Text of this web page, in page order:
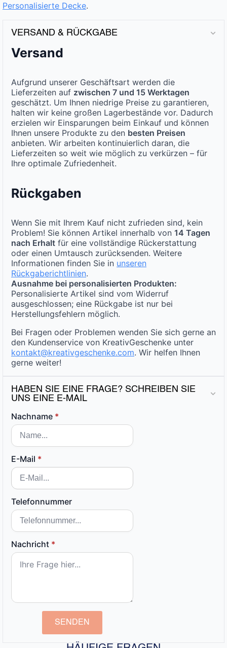
Personalisierte Decke.
VERSAND & RÜCKGABE
Versand
Aufgrund unserer Geschäftsart werden die
Lieferzeiten auf zwischen 7 und 15 Werktagen
geschätzt. Um Ihnen niedrige Preise zu garantieren,
halten wir keine großen Lagerbestände vor. Dadurch
erzielen wir Einsparungen beim Einkauf und können
Ihnen unsere Produkte zu den besten Preisen
anbieten. Wir arbeiten kontinuierlich daran, die
Lieferzeiten so weit wie möglich zu verkürzen – für
Ihre optimale Zufriedenheit.
Rückgaben
Wenn Sie mit Ihrem Kauf nicht zufrieden sind, kein
Problem! Sie können Artikel innerhalb von 14 Tagen
nach Erhalt für eine vollständige Rückerstattung
oder einen Umtausch zurücksenden. Weitere
Informationen finden Sie in unseren
Rückgaberichtlinien.
Ausnahme bei personalisierten Produkten:
Personalisierte Artikel sind vom Widerruf
ausgeschlossen; eine Rückgabe ist nur bei
Herstellungsfehlern möglich.
Bei Fragen oder Problemen wenden Sie sich gerne an
den Kundenservice von KreativGeschenke unter
kontakt@kreativgeschenke.com. Wir helfen Ihnen
gerne weiter!
HABEN SIE EINE FRAGE? SCHREIBEN SIE
UNS EINE E-MAIL
Nachname *
E-Mail *
Telefonnummer
Nachricht *
SENDEN